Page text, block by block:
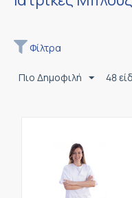
Φίλτρα
Πιο Δημοφιλή 48